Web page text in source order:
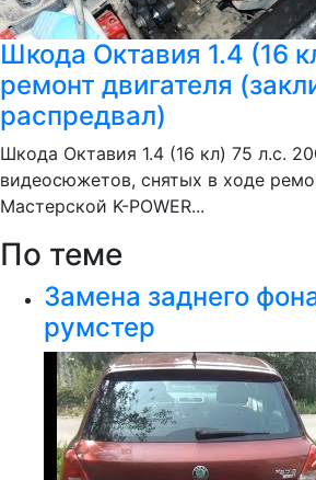
Шкода Октавия 1.4 (16
ремонт двигателя
распредвал)
Шкода Октавия 1.4 (16 кл) 75 л.с.
видеосюжетов, снятых в ходе
Мастерской K-POWER...
По теме
Замена заднего
румстер